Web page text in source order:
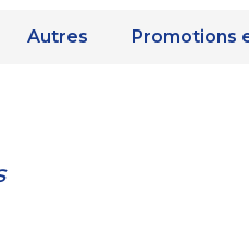
Autres Promotions